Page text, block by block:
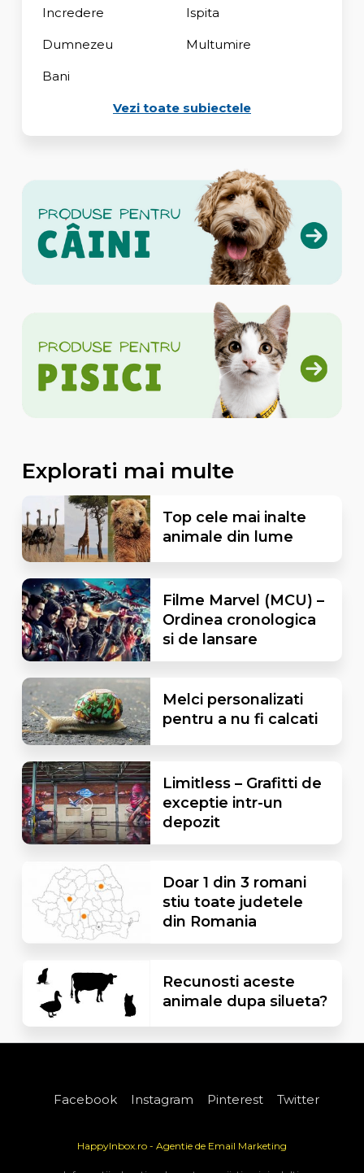
Incredere Ispita
Dumnezeu Multumire
Bani
Vezi toate subiectele
Explorati mai multe
Top cele mai inalte
animale din lume
Filme Marvel (MCU) –
Ordinea cronologica
si de lansare
Melci personalizati
pentru a nu fi calcati
Limitless – Grafitti de
exceptie intr-un
depozit
Doar 1 din 3 romani
stiu toate judetele
din Romania
Recunosti aceste
animale dupa silueta?
Facebook Instagram Pinterest Twitter
HappyInbox.ro - Agentie de Email Marketing